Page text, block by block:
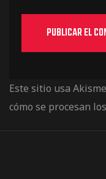
Este sitio usa
cómo se procesan